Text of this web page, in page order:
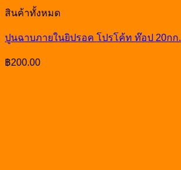
สินค้าทั้งหมด
ปูนฉาบภายในยิปรอค โปรโค้ท ท๊อป 20กก.
฿200.00